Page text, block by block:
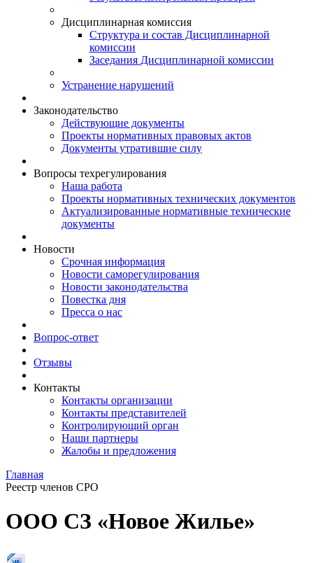
Дисциплинарная комиссия
Структура и состав Дисциплинарной
комиссии
Заседания Дисциплинарной комиссии
Устранение нарушений
Законодательство
Действующие документы
Проекты нормативных правовых актов
Документы утратившие силу
Вопросы техрегулирования
Наша работа
Проекты нормативных технических документов
Актуализированные нормативные технические
документы
Новости
Срочная информация
Новости саморегулирования
Новости законодательства
Повестка дня
Пресса о нас
Вопрос-ответ
Отзывы
Контакты
Контакты организации
Контакты представителей
Контролирующий орган
Наши партнеры
Жалобы и предложения
Главная
Реестр членов СРО
ООО СЗ «Новое Жилье»